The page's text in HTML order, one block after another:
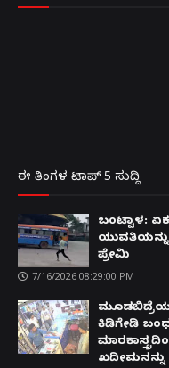
ಈ ತಿಂಗಳ ಟಾಪ್ 5 ಸುದ್ದಿ
ಬಂಟ್ವಾಳ:
ಯುವತಿಯನ್ನು
ಪ್ರೇಮಿ
7/16/2026 08:29:00 PM
ಕಿಡಿಗೇಡಿ
ಖದೀಮನನ್ನು